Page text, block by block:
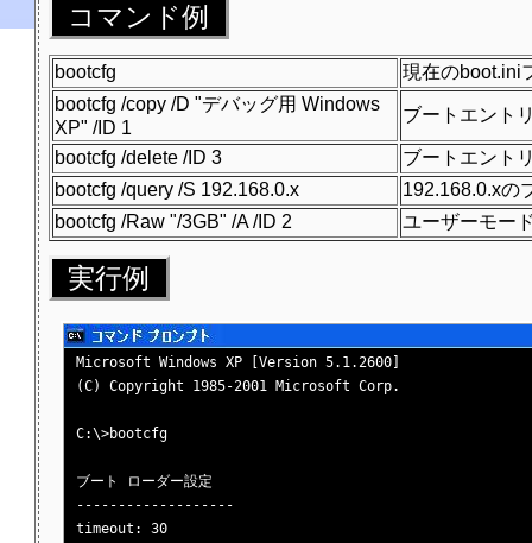
コマンド例
bootcfg
現在のboot.ini
bootcfg /copy /D "デバッグ用 Windows
XP" /ID 1
ブートエント
bootcfg /delete /ID 3
ブートエント
bootcfg /query /S 192.168.0.x
192.168.0.xの
bootcfg /Raw "/3GB" /A /ID 2
ユーザーモー
実行例
Microsoft Windows XP [Version 5.1.2600]
(C) Copyright 1985-2001 Microsoft Corp.
C:\>bootcfg
ブート ローダー設定
-------------------
timeout: 30